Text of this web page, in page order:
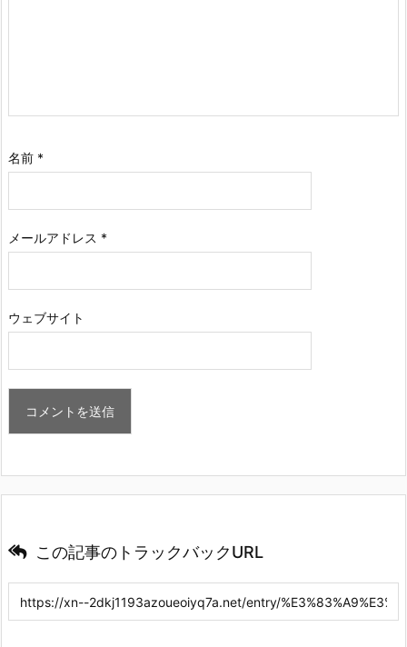
名前 *
メールアドレス *
ウェブサイト
この記事のトラックバックURL